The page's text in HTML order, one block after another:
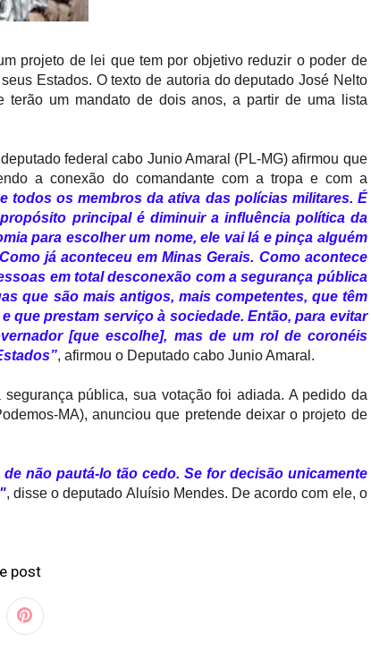
projeto de lei que tem por objetivo reduzir o poder de
Estados. O texto de autoria do deputado José Nelto
terão um mandato de dois anos, a partir de uma lista
federal cabo Junio Amaral (PL-MG) afirmou que
a conexão do comandante com a tropa e com a
todos os membros da ativa das polícias militares. É
principal é diminuir a influência política da
para escolher um nome, ele vai lá e pinça alguém
já aconteceu em Minas Gerais. Como acontece
em total desconexão com a segurança pública
que são mais antigos, mais competentes, que têm
que prestam serviço à sociedade. Então, para evitar
[que escolhe], mas de um rol de coronéis
, afirmou o Deputado cabo Junio Amaral.
pública, sua votação foi adiada. A pedido da
MA), anunciou que pretende deixar o projeto de
não pautá-lo tão cedo. Se for decisão unicamente
, disse o deputado Aluísio Mendes. De acordo com ele, o
post